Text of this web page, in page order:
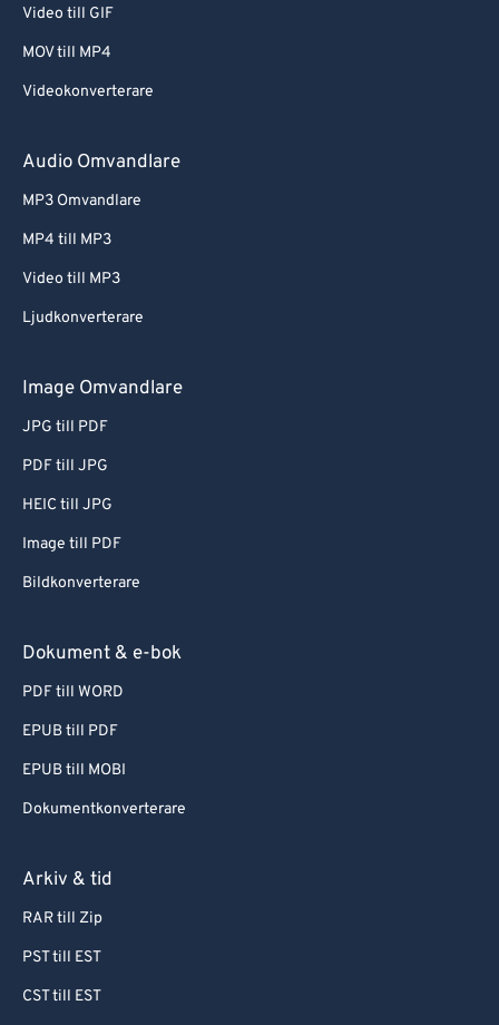
Video till GIF
MOV till MP4
Videokonverterare
Audio Omvandlare
MP3 Omvandlare
MP4 till MP3
Video till MP3
Ljudkonverterare
Image Omvandlare
JPG till PDF
PDF till JPG
HEIC till JPG
Image till PDF
Bildkonverterare
Dokument & e-bok
PDF till WORD
EPUB till PDF
EPUB till MOBI
Dokumentkonverterare
Arkiv & tid
RAR till Zip
PST till EST
CST till EST